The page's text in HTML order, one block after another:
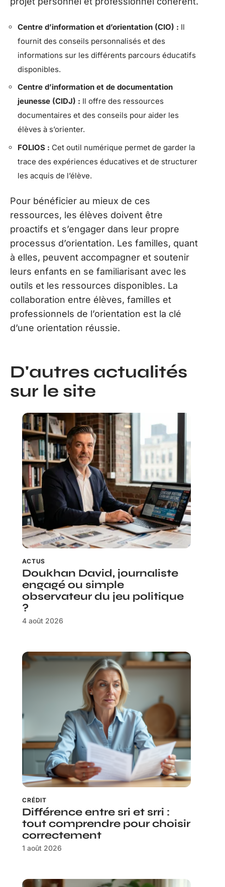
Centre d’information et d’orientation (CIO) : Il
fournit des conseils personnalisés et des
informations sur les différents parcours éducatifs
disponibles.
Centre d’information et de documentation
jeunesse (CIDJ) : Il offre des ressources
documentaires et des conseils pour aider les
élèves à s’orienter.
FOLIOS : Cet outil numérique permet de garder la
trace des expériences éducatives et de structurer
les acquis de l’élève.
Pour bénéficier au mieux de ces
ressources, les élèves doivent être
proactifs et s’engager dans leur propre
processus d’orientation. Les familles, quant
à elles, peuvent accompagner et soutenir
leurs enfants en se familiarisant avec les
outils et les ressources disponibles. La
collaboration entre élèves, familles et
professionnels de l’orientation est la clé
d’une orientation réussie.
D'autres actualités
sur le site
ACTUS
Doukhan David, journaliste
engagé ou simple
observateur du jeu politique
?
4 août 2026
CRÉDIT
Différence entre sri et srri :
tout comprendre pour choisir
correctement
1 août 2026